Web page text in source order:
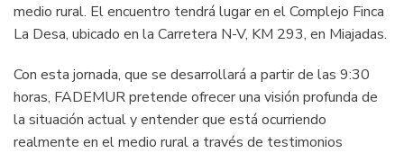
medio rural. El encuentro tendrá lugar en el Complejo Finca
La Desa, ubicado en la Carretera N-V, KM 293, en Miajadas.
Con esta jornada, que se desarrollará a partir de las 9:30
horas, FADEMUR pretende ofrecer una visión profunda de
la situación actual y entender que está ocurriendo
realmente en el medio rural a través de testimonios